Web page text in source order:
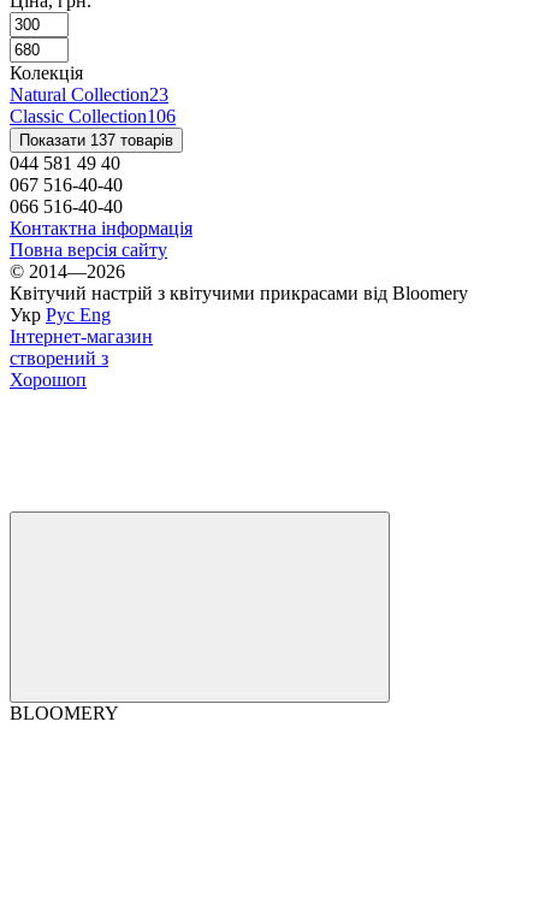
Колекція
Natural Collection23
Classic Collection106
Показати 137 товарів
044 581 49 40
067 516-40-40
066 516-40-40
Контактна інформація
Повна версія сайту
© 2014—2026
Квітучий настрій з квітучими прикрасами від Bloomery
Укр Рус Eng
Інтернет-магазин
створений з
Хорошоп
BLOOMERY